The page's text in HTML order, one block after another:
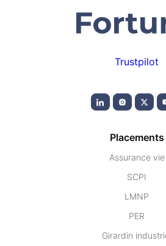
Trustpilot
Placements
Assurance vie
SCPI
LMNP
PER
Girardin